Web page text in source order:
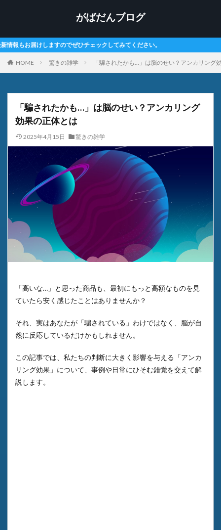
がばだんブログ
みてください。
HOME 驚きの雑学 「騙されたかも…」は脳のせい？アンカリング
「騙されたかも…」は脳のせい？アンカリング
効果の正体とは
2025年4月15日 驚きの雑学
「高いな…」と思った商品も、最初にもっと高額なものを見
ていたら安く感じたことはありませんか？
それ、実はあなたが「騙されている」わけではなく、脳が自
然に反応しているだけかもしれません。
この記事では、私たちの判断に大きく影響を与える「アンカ
リング効果」について、事例や日常にひそむ錯覚を交えて解
説します。